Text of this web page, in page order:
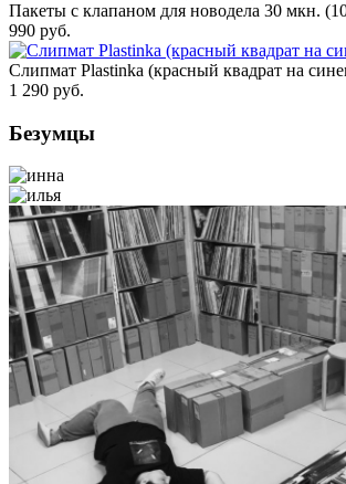
Пакеты с клапаном для новодела 30 мкн.
990 руб.
Слипмат Plastinka (красный квадрат на
1 290 руб.
Безумцы